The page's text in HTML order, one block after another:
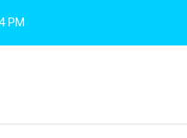
PM